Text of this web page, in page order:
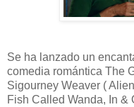
Se ha lanzado un
comedia romántica The
Sigourney Weaver (
Fish Called Wanda, In &